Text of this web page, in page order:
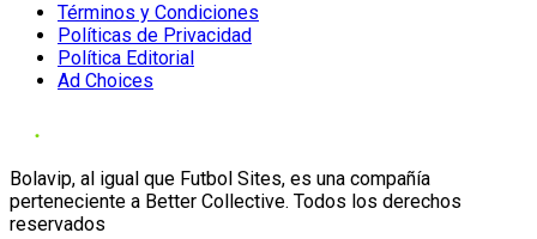
Términos y Condiciones
Políticas de Privacidad
Política Editorial
Ad Choices
Bolavip, al igual que Futbol Sites, es una compañía
perteneciente a Better Collective. Todos los derechos
reservados